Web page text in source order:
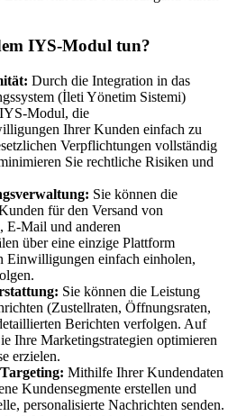
IYS-Modul tun?
Durch die Integration in das
(İleti Yönetim Sistemi)
Modul, die
Ihrer Kunden einfach zu
Verpflichtungen vollständig
Sie rechtliche Risiken und
Sie können die
für den Versand von
E-Mail und anderen
über eine einzige Plattform
Einwilligungen einfach einholen,
Sie können die Leistung
(Zustellraten, Öffnungsraten,
Berichten verfolgen. Auf
Ihre Marketingstrategien optimieren
erzielen.
Mithilfe Ihrer Kundendaten
Kundensegmente erstellen und
personalisierte Nachrichten senden.